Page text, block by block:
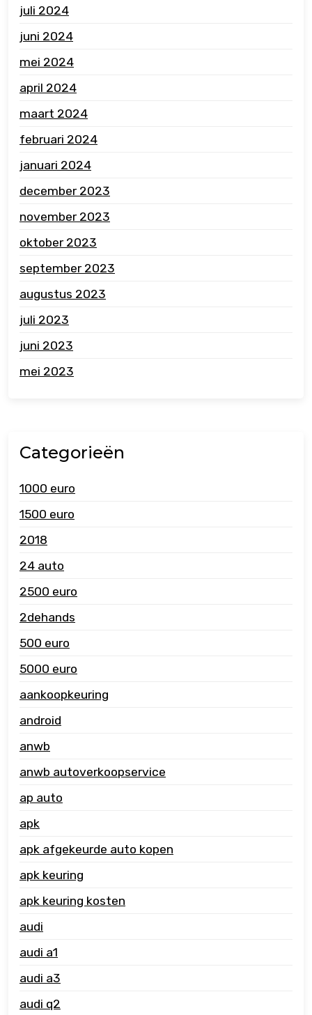
juli 2024
juni 2024
mei 2024
april 2024
maart 2024
februari 2024
januari 2024
december 2023
november 2023
oktober 2023
september 2023
augustus 2023
juli 2023
juni 2023
mei 2023
Categorieën
1000 euro
1500 euro
2018
24 auto
2500 euro
2dehands
500 euro
5000 euro
aankoopkeuring
android
anwb
anwb autoverkoopservice
ap auto
apk
apk afgekeurde auto kopen
apk keuring
apk keuring kosten
audi
audi a1
audi a3
audi q2